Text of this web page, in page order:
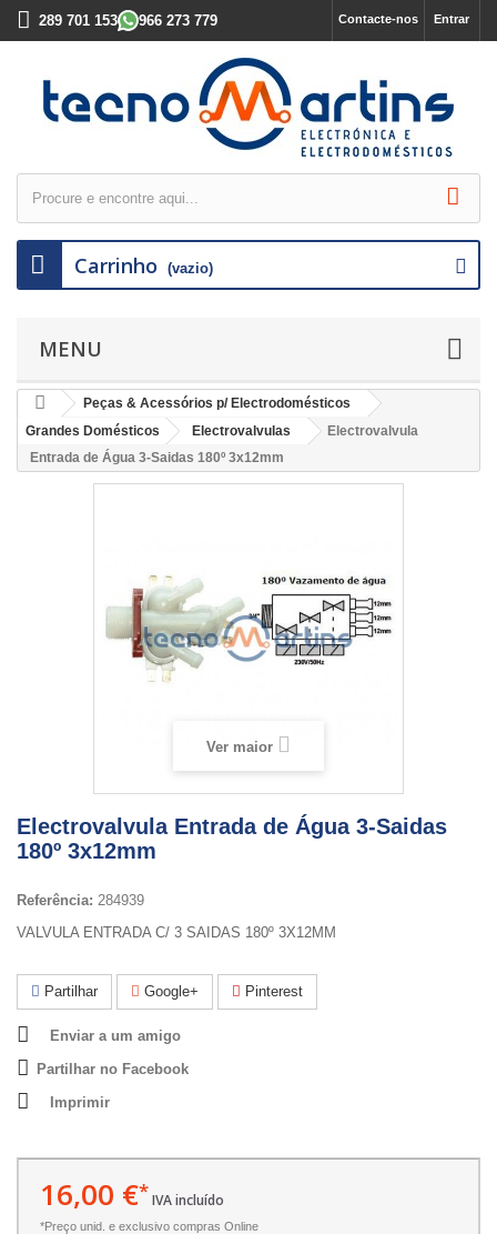
Entrar
Contacte-nos
289 701 153 966 273 779
Carrinho (vazio)
MENU
Peças & Acessórios p/ Electrodomésticos
Grandes Domésticos
Electrovalvulas
Electrovalvula
Entrada de Água 3-Saidas 180º 3x12mm
Ver maior
Electrovalvula Entrada de Água 3-Saidas
180º 3x12mm
Referência: 284939
VALVULA ENTRADA C/ 3 SAIDAS 180º 3X12MM
Partilhar Google+ Pinterest
Enviar a um amigo
Partilhar no Facebook
Imprimir
16,00 €*IVA incluído
*Preço unid. e exclusivo compras Online